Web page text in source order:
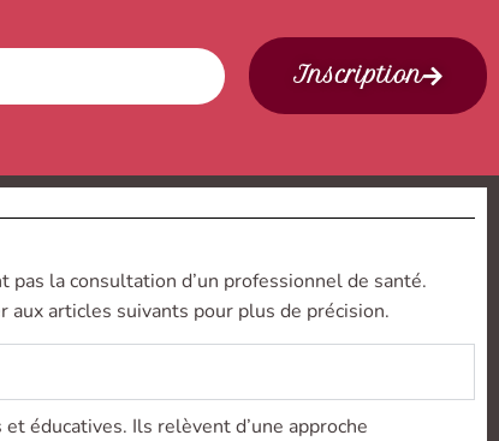
Inscription
la consultation d’un professionnel de santé.
aux articles suivants pour plus de précision.
éducatives. Ils relèvent d’une approche